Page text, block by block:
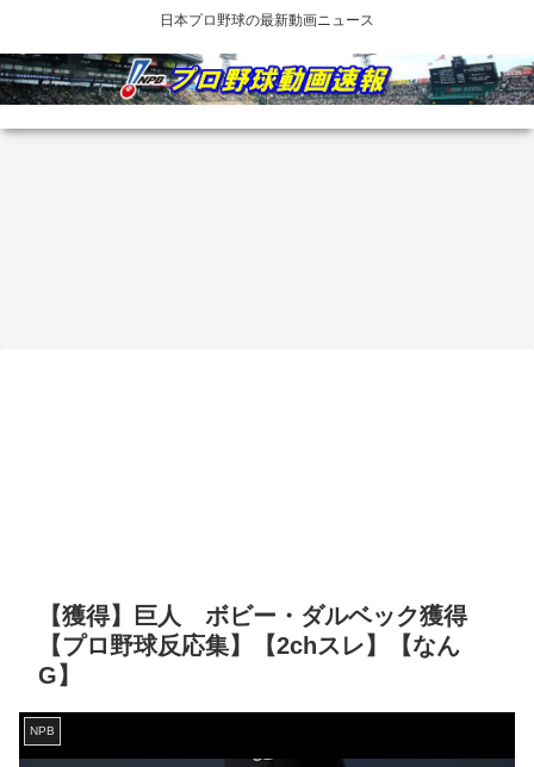
日本プロ野球の最新動画ニュース
【獲得】巨人 ボビー・ダルベック獲得
【プロ野球反応集】【2chスレ】【なん
G】
NPB